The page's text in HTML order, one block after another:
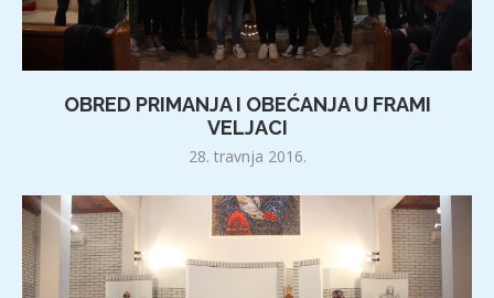
OBRED PRIMANJA I OBEĆANJA U FRAMI
VELJACI
28. travnja 2016.